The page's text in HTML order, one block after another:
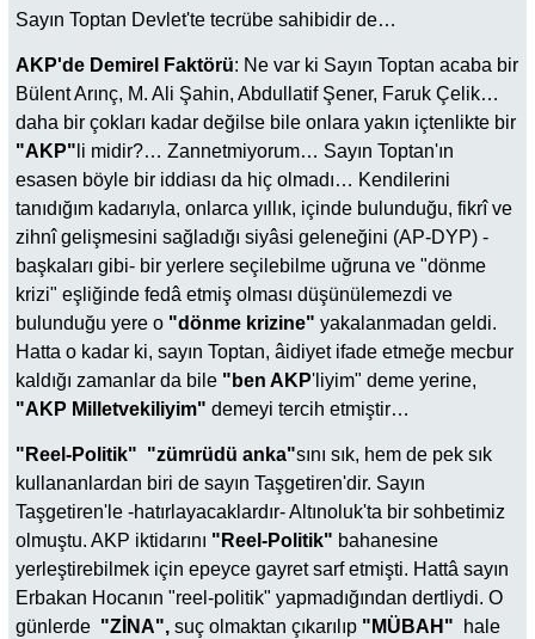
Sayın Toptan Devlet'te tecrübe sahibidir de…
AKP'de Demirel Faktörü: Ne var ki Sayın Toptan acaba bir
Bülent Arınç, M. Ali Şahin, Abdullatif Şener, Faruk Çelik…
daha bir çokları kadar değilse bile onlara yakın içtenlikte bir
"AKP" li midir?… Zannetmiyorum… Sayın Toptan'ın
esasen böyle bir iddiası da hiç olmadı… Kendilerini
tanıdığım kadarıyla, onlarca yıllık, içinde bulunduğu, fikrî ve
zihnî gelişmesini sağladığı siyâsi geleneğini (AP-DYP) -
başkaları gibi- bir yerlere seçilebilme uğruna ve "dönme
krizi" eşliğinde fedâ etmiş olması düşünülemezdi ve
bulunduğu yere o "dönme krizine" yakalanmadan geldi.
Hatta o kadar ki, sayın Toptan, âidiyet ifade etmeğe mecbur
kaldığı zamanlar da bile "ben AKP'liyim" deme yerine,
"AKP Milletvekiliyim" demeyi tercih etmiştir…
"Reel-Politik" "zümrüdü anka"sını sık, hem de pek sık
kullananlardan biri de sayın Taşgetiren'dir. Sayın
Taşgetiren'le -hatırlayacaklardır- Altınoluk'ta bir sohbetimiz
olmuştu. AKP iktidarını "Reel-Politik" bahanesine
yerleştirebilmek için epeyce gayret sarf etmişti. Hattâ sayın
Erbakan Hocanın "reel-politik" yapmadığından dertliydi. O
günlerde "ZİNA", suç olmaktan çıkarılıp "MÜBAH" hale